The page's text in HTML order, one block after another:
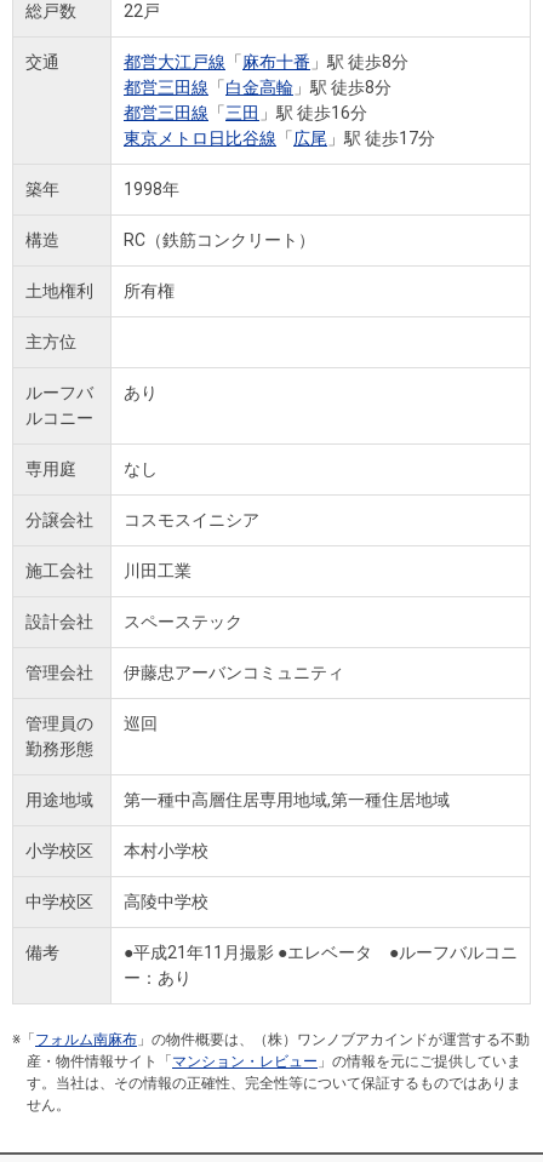
総戸数 22戸
交通 都営大江戸線 「麻布十番 」駅 徒歩8分
都営三田線 「白金高輪 」駅 徒歩8分
都営三田線 「三田 」駅 徒歩16分
東京メトロ日比谷線 「広尾 」駅 徒歩17分
築年 1998年
構造 RC（鉄筋コンクリート）
土地権利 所有権
主方位
ルーフバ
ルコニー
あり
専用庭 なし
分譲会社 コスモスイニシア
施工会社 川田工業
設計会社 スペーステック
管理会社 伊藤忠アーバンコミュニティ
管理員の
勤務形態
巡回
用途地域 第一種中高層住居専用地域,第一種住居地域
小学校区 本村小学校
中学校区 高陵中学校
備考
●平成21年11月撮影 ●エレベータ ●ルーフバルコニ
ー：あり
※「 フォルム南麻布 」の物件概要は、（株）ワンノブアカインドが運営する不動
産・物件情報サイト「 マンション・レビュー 」の情報を元にご提供していま
す。当社は、その情報の正確性、完全性等について保証するものではありま
せん。